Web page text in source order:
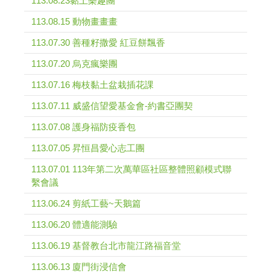
113.08.15 動物畫畫畫
113.07.30 善種籽撒愛 紅豆餅飄香
113.07.20 烏克瘋樂團
113.07.16 梅枝黏土盆栽插花課
113.07.11 威盛信望愛基金會-約書亞團契
113.07.08 護身福防疫香包
113.07.05 昇恒昌愛心志工團
113.07.01 113年第二次萬華區社區整體照顧模式聯
繫會議
113.06.24 剪紙工藝~天鵝篇
113.06.20 體適能測驗
113.06.19 基督教台北市龍江路福音堂
113.06.13 廈門街浸信會